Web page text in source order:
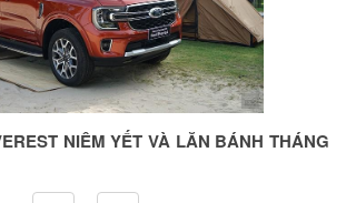
NIÊM YẾT VÀ LĂN BÁNH THÁNG